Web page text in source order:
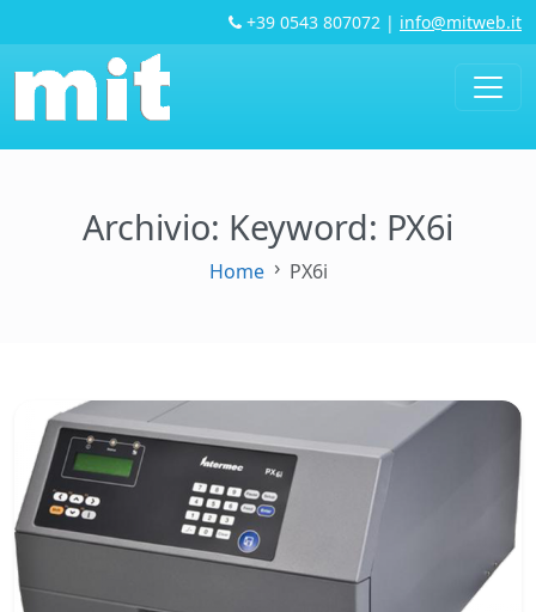
+39 0543 807072 | info@mitweb.it
Archivio: Keyword: PX6i
Home PX6i